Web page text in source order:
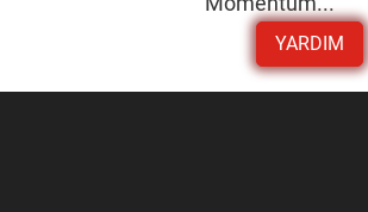
YARDIM